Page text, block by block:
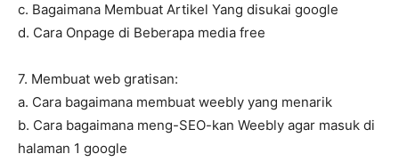
c. Bagaimana Membuat Artikel Yang disukai google
d. Cara Onpage di Beberapa media free
7. Membuat web gratisan:
a. Cara bagaimana membuat weebly yang menarik
b. Cara bagaimana meng-SEO-kan Weebly agar masuk di
halaman 1 google